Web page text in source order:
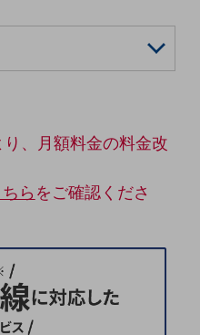
、月額料金の料金改
ら をご確認くださ